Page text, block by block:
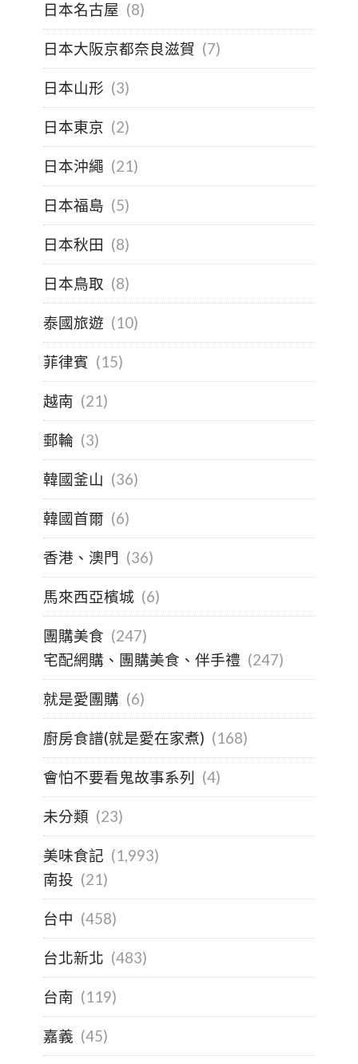
日本名古屋 (8)
日本大阪京都奈良滋賀 (7)
日本山形 (3)
日本東京 (2)
日本沖繩 (21)
日本福島 (5)
日本秋田 (8)
日本鳥取 (8)
泰國旅遊 (10)
菲律賓 (15)
越南 (21)
郵輪 (3)
韓國釜山 (36)
韓國首爾 (6)
香港、澳門 (36)
馬來西亞檳城 (6)
團購美食 (247)
宅配網購、團購美食、伴手禮 (247)
就是愛團購 (6)
廚房食譜(就是愛在家煮) (168)
會怕不要看鬼故事系列 (4)
未分類 (23)
美味食記 (1,993)
南投 (21)
台中 (458)
台北新北 (483)
台南 (119)
嘉義 (45)